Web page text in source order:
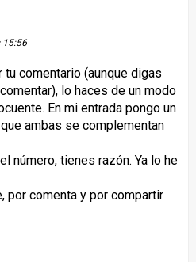
15:56
comentario (aunque digas
lo haces de un modo
En mi entrada pongo un
ambas se complementan
número, tienes razón. Ya lo he
por comenta y por compartir